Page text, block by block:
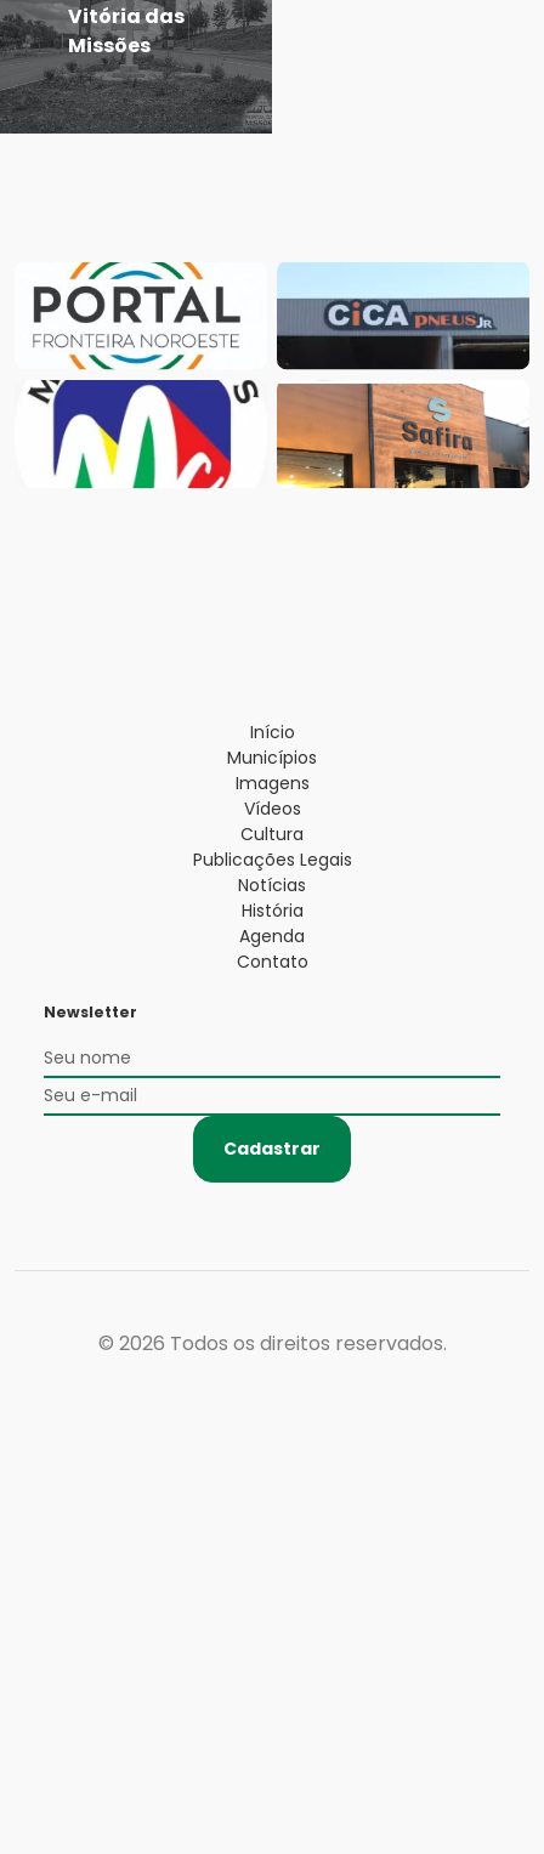
Vitória das
Missões
Início
Municípios
Imagens
Vídeos
Cultura
Publicações Legais
Notícias
História
Agenda
Contato
Newsletter
Cadastrar
© 2026 Todos os direitos reservados.